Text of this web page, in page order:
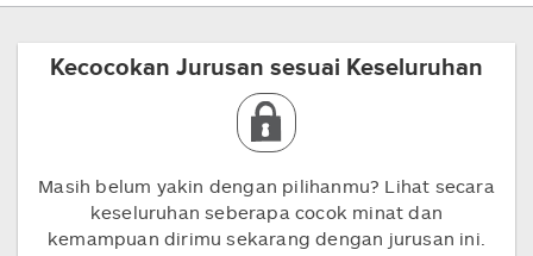
Kecocokan Jurusan sesuai Keseluruhan
Masih belum yakin dengan pilihanmu? Lihat secara
keseluruhan seberapa cocok minat dan
kemampuan dirimu sekarang dengan jurusan ini.